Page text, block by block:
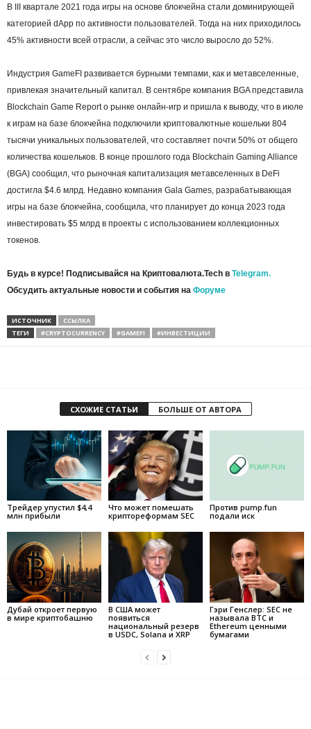
В III квартале 2021 года игры на основе блокчейна стали доминирующей
категорией dApp по активности пользователей. Тогда на них приходилось
45% активности всей отрасли, а сейчас это число выросло до 52%.
Индустрия GameFI развивается бурными темпами, как и метавселенные,
привлекая значительный капитал. В сентябре компания BGA представила
Blockchain Game Report о рынке онлайн-игр и пришла к выводу, что в июле
к играм на базе блокчейна подключили криптовалютные кошельки 804
тысячи уникальных пользователей, что составляет почти 50% от общего
количества кошельков. В конце прошлого года Blockchain Gaming Alliance
(BGA) сообщил, что рыночная капитализация метавселенных в DeFi
достигла $4.6 млрд. Недавно компания Gala Games, разрабатывающая
игры на базе блокчейна, сообщила, что планирует до конца 2023 года
инвестировать $5 млрд в проекты с использованием коллекционных
токенов.
Будь в курсе! Подписывайся на Криптовалюта.Tech в Telegram.
Обсудить актуальные новости и события на Форуме
ИСТОЧНИК
ССЫЛКА
ТЕГИ
#CRYPTOCURRENCY #GAMEFI #ИНВЕСТИЦИИ
СХОЖИЕ СТАТЬИ БОЛЬШЕ ОТ АВТОРА
Трейдер упустил $4,4
млн прибыли
Что может помешать
криптореформам SEC
Против pump.fun
подали иск
Дубай откроет первую
в мире криптобашню
В США может
появиться
национальный резерв
в USDC, Solana и XRP
Гэри Генслер: SEC не
называла BTC и
Ethereum ценными
бумагами